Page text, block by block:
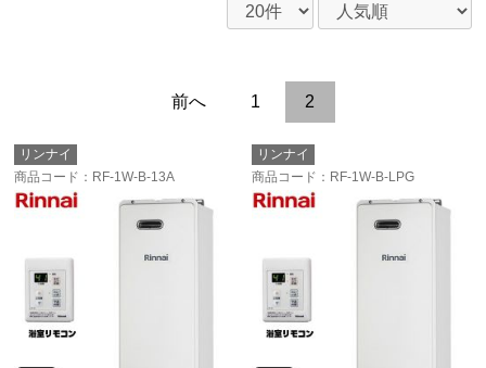
前へ 1 2
リンナイ
商品コード ：RF-1W-B-13A
リンナイ
商品コード ：RF-1W-B-LPG